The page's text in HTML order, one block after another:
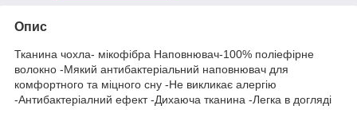
Опис
Тканина чохла- мікофібра Наповнювач-100% поліефірне
волокно -Мякий антибактеріальний наповнювач для
комфортного та міцного сну -Не викликає алергію
-Антибактеріалний ефект -Дихаюча тканина -Легка в догляді